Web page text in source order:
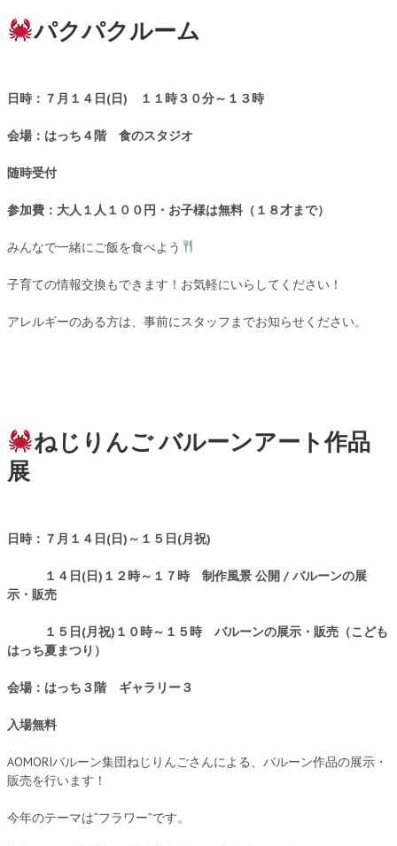
パクパクルーム
日時：７月１４日(日) １１時３０分～１３時
会場：はっち４階 食のスタジオ
随時受付
参加費：大人１人１００円・お子様は無料（１８才まで）
みんなで一緒にご飯を食べよう
子育ての情報交換もできます！お気軽にいらしてください！
アレルギーのある方は、事前にスタッフまでお知らせください。
ねじりんご バルーンアート作品
展
日時：７ 月１４ 日(日)～１５日(月祝)
１４日(日)１２時～１７時 制作風景 公開 / バルーンの展
示・販売
１５日(月祝)１０時～１５時 バルーンの展示・販売（こども
はっち夏まつり）
会場：はっち３階 ギャラリー３
入場無料
AOMORIバルーン集団ねじりんごさんによる、バルーン作品の展示・
販売を行います！
今年のテーマは”フラワー”です。